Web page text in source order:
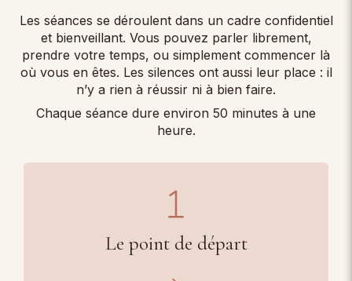
Les séances se déroulent dans un cadre confidentiel
et bienveillant. Vous pouvez parler librement,
prendre votre temps, ou simplement commencer là
où vous en êtes. Les silences ont aussi leur place : il
n’y a rien à réussir ni à bien faire.
Chaque séance dure environ 50 minutes à une
heure.
Le point de départ